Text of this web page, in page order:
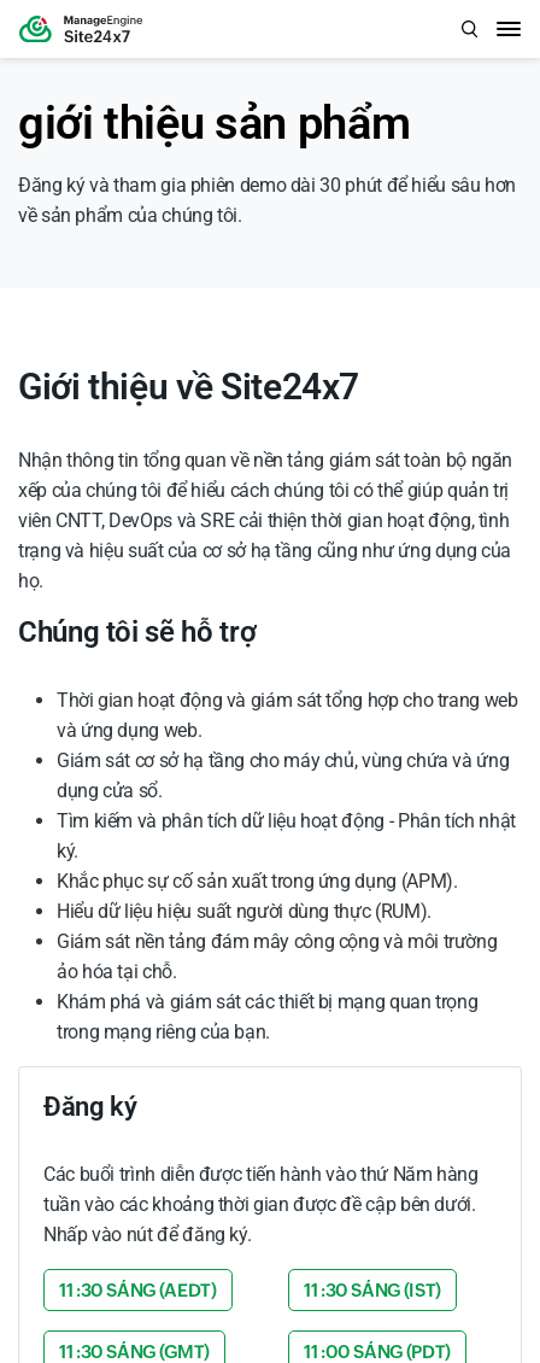
giới thiệu sản phẩm
Đăng ký và tham gia phiên demo dài 30 phút để hiểu sâu hơn
về sản phẩm của chúng tôi.
Giới thiệu về Site24x7
Nhận thông tin tổng quan về nền tảng giám sát toàn bộ ngăn
xếp của chúng tôi để hiểu cách chúng tôi có thể giúp quản trị
viên CNTT, DevOps và SRE cải thiện thời gian hoạt động, tình
trạng và hiệu suất của cơ sở hạ tầng cũng như ứng dụng của
họ.
Chúng tôi sẽ hỗ trợ
Thời gian hoạt động và giám sát tổng hợp cho trang web
và ứng dụng web.
Giám sát cơ sở hạ tầng cho máy chủ, vùng chứa và ứng
dụng cửa sổ.
Tìm kiếm và phân tích dữ liệu hoạt động - Phân tích nhật
ký.
Khắc phục sự cố sản xuất trong ứng dụng (APM).
Hiểu dữ liệu hiệu suất người dùng thực (RUM).
Giám sát nền tảng đám mây công cộng và môi trường
ảo hóa tại chỗ.
Khám phá và giám sát các thiết bị mạng quan trọng
trong mạng riêng của bạn.
Đăng ký
Các buổi trình diễn được tiến hành vào thứ Năm hàng
tuần vào các khoảng thời gian được đề cập bên dưới.
Nhấp vào nút để đăng ký.
11 :30 SÁNG (AEDT) 11 :30 SÁNG (IST)
11 :30 SÁNG (GMT) 11 :00 SÁNG (PDT)